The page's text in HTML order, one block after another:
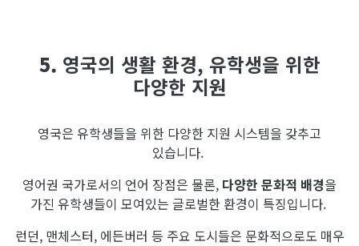
5. 영국의 생활 환경, 유학생을 위한
다양한 지원
영국은 유학생들을 위한 다양한 지원 시스템을 갖추고
있습니다.
영어권 국가로서의 언어 장점은 물론, 다양한 문화적 배경을
가진 유학생들이 모여있는 글로벌한 환경이 특징입니다.
런던, 맨체스터, 에든버러 등 주요 도시들은 문화적으로도 매우